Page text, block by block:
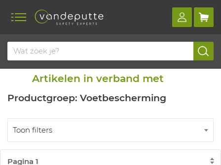
Home Blog
Artikelen in verband met
Productgroep: Voetbescherming
Toon filters